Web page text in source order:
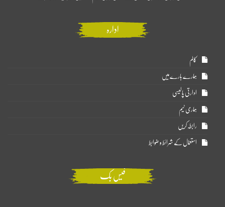
ادارہ
کالم
ہمارے بارے میں
ادارتی پالیسی
ہماری ٹیم
رابطہ کریں
استعمال کے شرائط و ضوابط
فیس بک